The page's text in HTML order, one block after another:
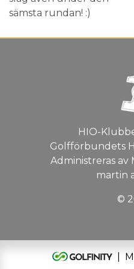
sämsta rundan! :)
HIO-
Golfförbundets
Administreras av
martin
©
|